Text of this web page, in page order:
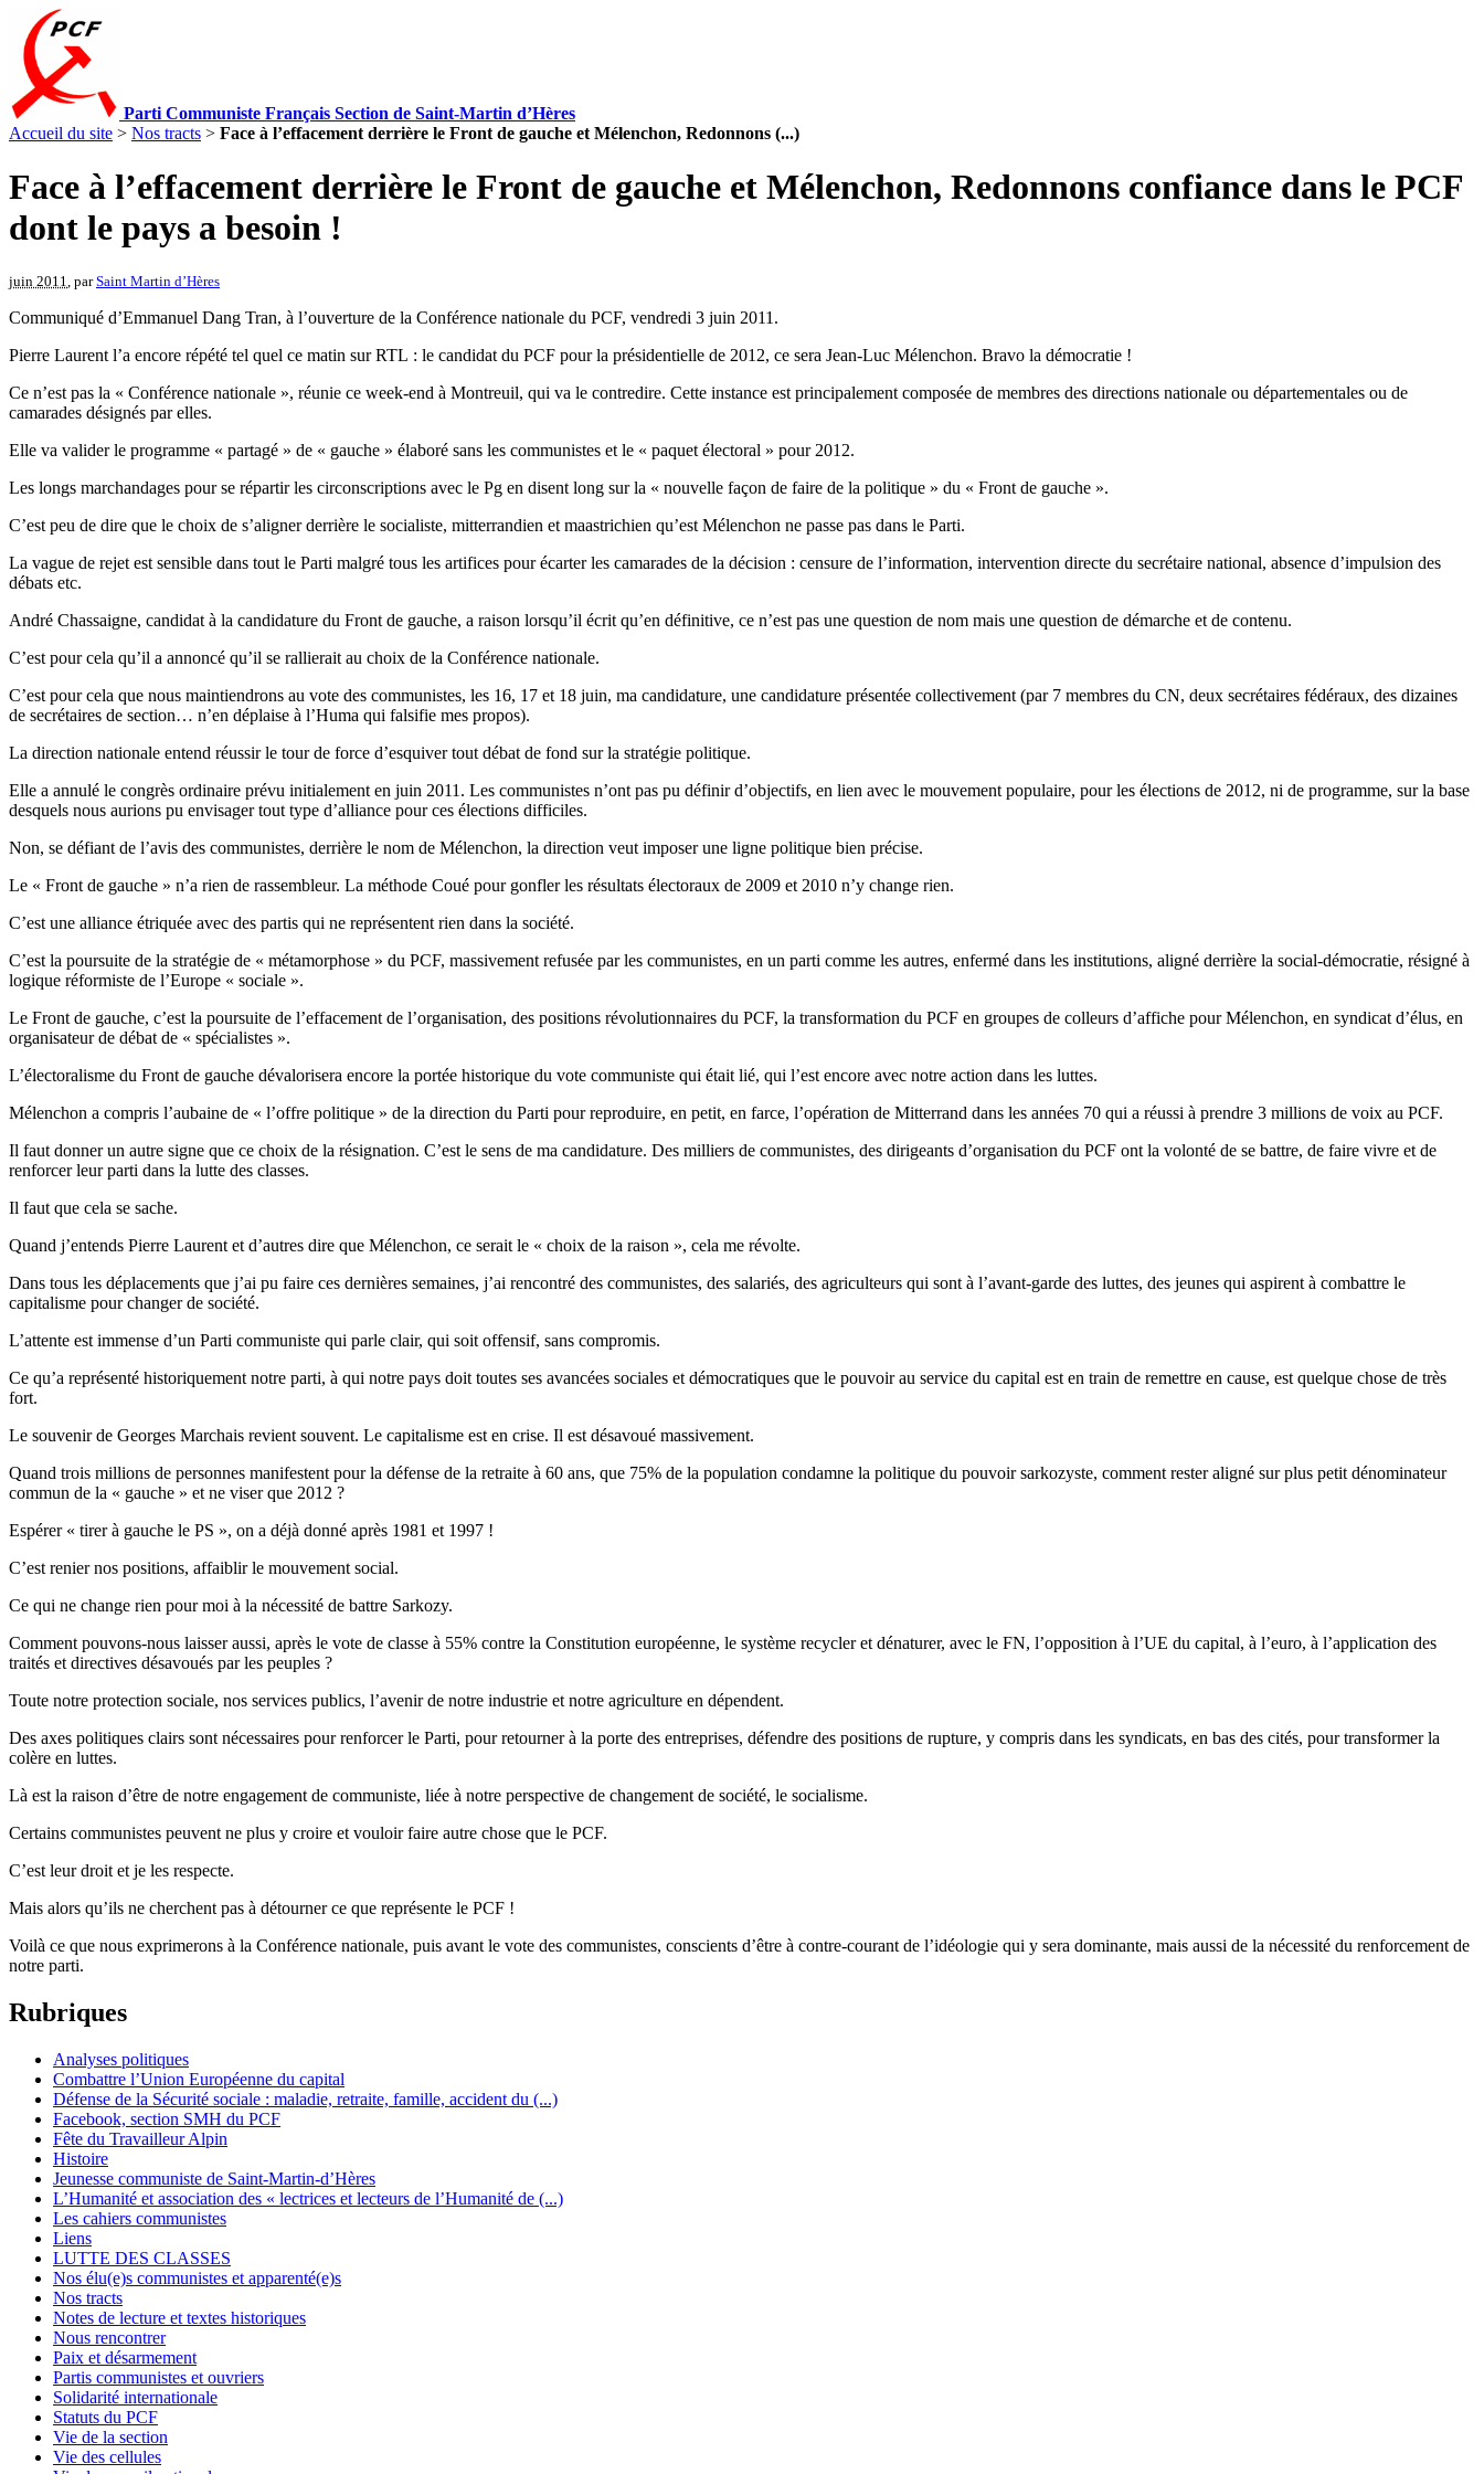
Parti Communiste Français Section de Saint-Martin d’Hères
Accueil du site > Nos tracts > Face à l’effacement derrière le Front de gauche et Mélenchon, Redonnons (...)
Face à l’effacement derrière le Front de gauche et Mélenchon, Redonnons confiance dans le PCF
dont le pays a besoin !
juin 2011 , parSaint Martin d’Hères
Communiqué d’Emmanuel Dang Tran, à l’ouverture de la Conférence nationale du PCF, vendredi 3 juin 2011.
Pierre Laurent l’a encore répété tel quel ce matin sur RTL : le candidat du PCF pour la présidentielle de 2012, ce sera Jean-Luc Mélenchon. Bravo la démocratie !
Ce n’est pas la « Conférence nationale », réunie ce week-end à Montreuil, qui va le contredire. Cette instance est principalement composée de membres des directions nationale ou départementales ou de
camarades désignés par elles.
Elle va valider le programme « partagé » de « gauche » élaboré sans les communistes et le « paquet électoral » pour 2012.
Les longs marchandages pour se répartir les circonscriptions avec le Pg en disent long sur la « nouvelle façon de faire de la politique » du « Front de gauche ».
C’est peu de dire que le choix de s’aligner derrière le socialiste, mitterrandien et maastrichien qu’est Mélenchon ne passe pas dans le Parti.
La vague de rejet est sensible dans tout le Parti malgré tous les artifices pour écarter les camarades de la décision : censure de l’information, intervention directe du secrétaire national, absence d’impulsion des
débats etc.
André Chassaigne, candidat à la candidature du Front de gauche, a raison lorsqu’il écrit qu’en définitive, ce n’est pas une question de nom mais une question de démarche et de contenu.
C’est pour cela qu’il a annoncé qu’il se rallierait au choix de la Conférence nationale.
C’est pour cela que nous maintiendrons au vote des communistes, les 16, 17 et 18 juin, ma candidature, une candidature présentée collectivement (par 7 membres du CN, deux secrétaires fédéraux, des dizaines
de secrétaires de section… n’en déplaise à l’Huma qui falsifie mes propos).
La direction nationale entend réussir le tour de force d’esquiver tout débat de fond sur la stratégie politique.
Elle a annulé le congrès ordinaire prévu initialement en juin 2011. Les communistes n’ont pas pu définir d’objectifs, en lien avec le mouvement populaire, pour les élections de 2012, ni de programme, sur la base
desquels nous aurions pu envisager tout type d’alliance pour ces élections difficiles.
Non, se défiant de l’avis des communistes, derrière le nom de Mélenchon, la direction veut imposer une ligne politique bien précise.
Le « Front de gauche » n’a rien de rassembleur. La méthode Coué pour gonfler les résultats électoraux de 2009 et 2010 n’y change rien.
C’est une alliance étriquée avec des partis qui ne représentent rien dans la société.
C’est la poursuite de la stratégie de « métamorphose » du PCF, massivement refusée par les communistes, en un parti comme les autres, enfermé dans les institutions, aligné derrière la social-démocratie, résigné à
logique réformiste de l’Europe « sociale ».
Le Front de gauche, c’est la poursuite de l’effacement de l’organisation, des positions révolutionnaires du PCF, la transformation du PCF en groupes de colleurs d’affiche pour Mélenchon, en syndicat d’élus, en
organisateur de débat de « spécialistes ».
L’électoralisme du Front de gauche dévalorisera encore la portée historique du vote communiste qui était lié, qui l’est encore avec notre action dans les luttes.
Mélenchon a compris l’aubaine de « l’offre politique » de la direction du Parti pour reproduire, en petit, en farce, l’opération de Mitterrand dans les années 70 qui a réussi à prendre 3 millions de voix au PCF.
Il faut donner un autre signe que ce choix de la résignation. C’est le sens de ma candidature. Des milliers de communistes, des dirigeants d’organisation du PCF ont la volonté de se battre, de faire vivre et de
renforcer leur parti dans la lutte des classes.
Il faut que cela se sache.
Quand j’entends Pierre Laurent et d’autres dire que Mélenchon, ce serait le « choix de la raison », cela me révolte.
Dans tous les déplacements que j’ai pu faire ces dernières semaines, j’ai rencontré des communistes, des salariés, des agriculteurs qui sont à l’avant-garde des luttes, des jeunes qui aspirent à combattre le
capitalisme pour changer de société.
L’attente est immense d’un Parti communiste qui parle clair, qui soit offensif, sans compromis.
Ce qu’a représenté historiquement notre parti, à qui notre pays doit toutes ses avancées sociales et démocratiques que le pouvoir au service du capital est en train de remettre en cause, est quelque chose de très
fort.
Le souvenir de Georges Marchais revient souvent. Le capitalisme est en crise. Il est désavoué massivement.
Quand trois millions de personnes manifestent pour la défense de la retraite à 60 ans, que 75% de la population condamne la politique du pouvoir sarkozyste, comment rester aligné sur plus petit dénominateur
commun de la « gauche » et ne viser que 2012 ?
Espérer « tirer à gauche le PS », on a déjà donné après 1981 et 1997 !
C’est renier nos positions, affaiblir le mouvement social.
Ce qui ne change rien pour moi à la nécessité de battre Sarkozy.
Comment pouvons-nous laisser aussi, après le vote de classe à 55% contre la Constitution européenne, le système recycler et dénaturer, avec le FN, l’opposition à l’UE du capital, à l’euro, à l’application des
traités et directives désavoués par les peuples ?
Toute notre protection sociale, nos services publics, l’avenir de notre industrie et notre agriculture en dépendent.
Des axes politiques clairs sont nécessaires pour renforcer le Parti, pour retourner à la porte des entreprises, défendre des positions de rupture, y compris dans les syndicats, en bas des cités, pour transformer la
colère en luttes.
Là est la raison d’être de notre engagement de communiste, liée à notre perspective de changement de société, le socialisme.
Certains communistes peuvent ne plus y croire et vouloir faire autre chose que le PCF.
C’est leur droit et je les respecte.
Mais alors qu’ils ne cherchent pas à détourner ce que représente le PCF !
Voilà ce que nous exprimerons à la Conférence nationale, puis avant le vote des communistes, conscients d’être à contre-courant de l’idéologie qui y sera dominante, mais aussi de la nécessité du renforcement de
notre parti.
Rubriques
Analyses politiques
Combattre l’Union Européenne du capital
Défense de la Sécurité sociale : maladie, retraite, famille, accident du (...)
Facebook, section SMH du PCF
Fête du Travailleur Alpin
Histoire
Jeunesse communiste de Saint-Martin-d’Hères
L’Humanité et association des « lectrices et lecteurs de l’Humanité de (...)
Les cahiers communistes
Liens
LUTTE DES CLASSES
Nos élu(e)s communistes et apparenté(e)s
Nos tracts
Notes de lecture et textes historiques
Nous rencontrer
Paix et désarmement
Partis communistes et ouvriers
Solidarité internationale
Statuts du PCF
Vie de la section
Vie des cellules